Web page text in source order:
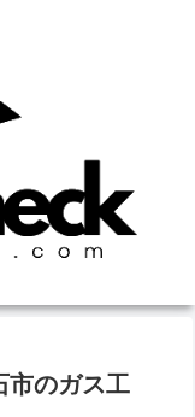
市のガス工